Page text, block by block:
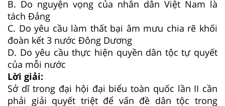
B. Do nguyện vọng của nhân dân Việt Nam là
tách Đảng
C. Do yêu cầu làm thất bại âm mưu chia rẽ khối
đoàn kết 3 nước Đông Dương
D. Do yêu cầu thực hiện quyền dân tộc tự quyết
của mỗi nước
Lời giải:
Sở dĩ trong đại hội đại biểu toàn quốc lần II cần
phải giải quyết triệt để vấn đề dân tộc trong